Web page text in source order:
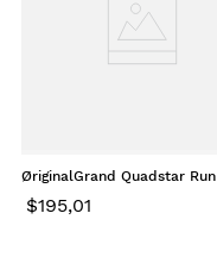
ØriginalGrand Quadstar Run
$195,01